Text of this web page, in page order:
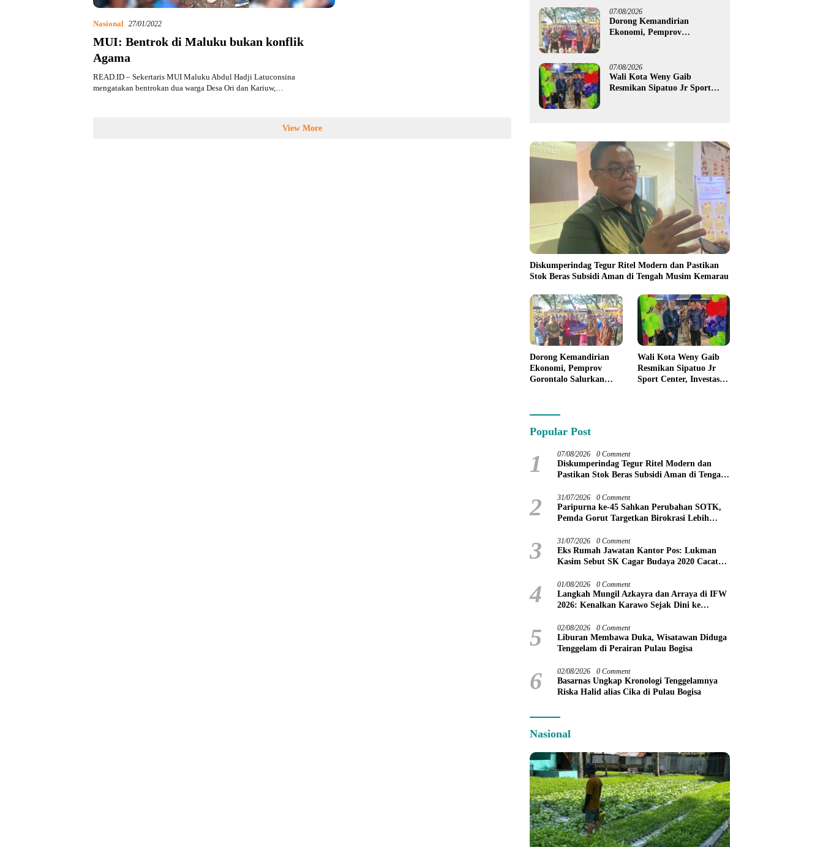
Nasional 27/01/2022
MUI: Bentrok di Maluku bukan konflik
Agama
READ.ID – Sekertaris MUI Maluku Abdul Hadji Latuconsina
mengatakan bentrokan dua warga Desa Ori dan Kariuw,…
View More
07/08/2026
Dorong Kemandirian
Ekonomi, Pemprov
untuk 395 Pelaku Usaha
07/08/2026
Wali Kota Weny Gaib
Resmikan Sipatuo Jr Sport
Diskumperindag Tegur Ritel Modern dan Pastikan
Stok Beras Subsidi Aman di Tengah Musim Kemarau
Dorong Kemandirian
Ekonomi, Pemprov
Gorontalo Salurkan
Pelaku Usaha
Wali Kota Weny Gaib
Resmikan Sipatuo Jr
Sport Center, Investasi
Popular Post
1 07/08/2026 0 Comment
Diskumperindag Tegur Ritel Modern dan
Pastikan Stok Beras Subsidi Aman di Tengah
2 31/07/2026 0 Comment
Paripurna ke-45 Sahkan Perubahan SOTK,
Pemda Gorut Targetkan Birokrasi Lebih
3 31/07/2026 0 Comment
Eks Rumah Jawatan Kantor Pos: Lukman
Kasim Sebut SK Cagar Budaya 2020 Cacat
4 01/08/2026 0 Comment
Langkah Mungil Azkayra dan Arraya di IFW
2026: Kenalkan Karawo Sejak Dini ke
5 02/08/2026 0 Comment
Liburan Membawa Duka, Wisatawan Diduga
Tenggelam di Perairan Pulau Bogisa
6 02/08/2026 0 Comment
Basarnas Ungkap Kronologi Tenggelamnya
Riska Halid alias Cika di Pulau Bogisa
Nasional